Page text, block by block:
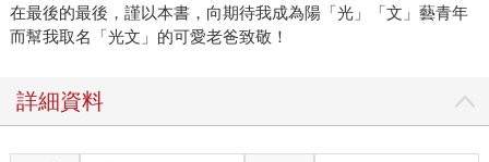
在最後的最後，謹以本書，向期待我成為陽「光」「文」藝青年
而幫我取名「光文」的可愛老爸致敬！
詳細資料